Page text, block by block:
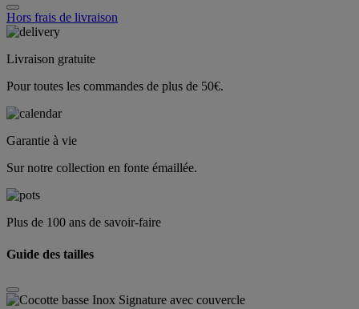
Hors frais de livraison
Livraison gratuite
Pour toutes les commandes de plus de 50€.
Garantie à vie
Sur notre collection en fonte émaillée.
Plus de 100 ans de savoir-faire
Guide des tailles